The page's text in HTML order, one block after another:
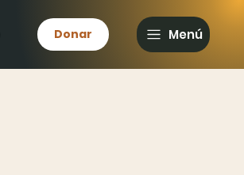
Menú
Donar